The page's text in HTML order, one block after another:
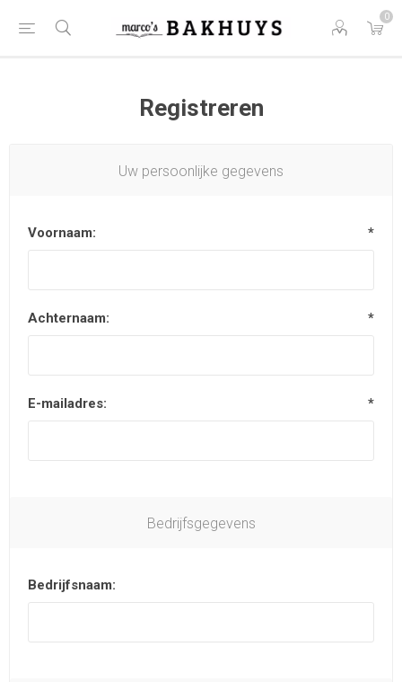
0
Registreren
Uw persoonlijke gegevens
Voornaam: *
Achternaam: *
E-mailadres: *
Bedrijfsgegevens
Bedrijfsnaam: